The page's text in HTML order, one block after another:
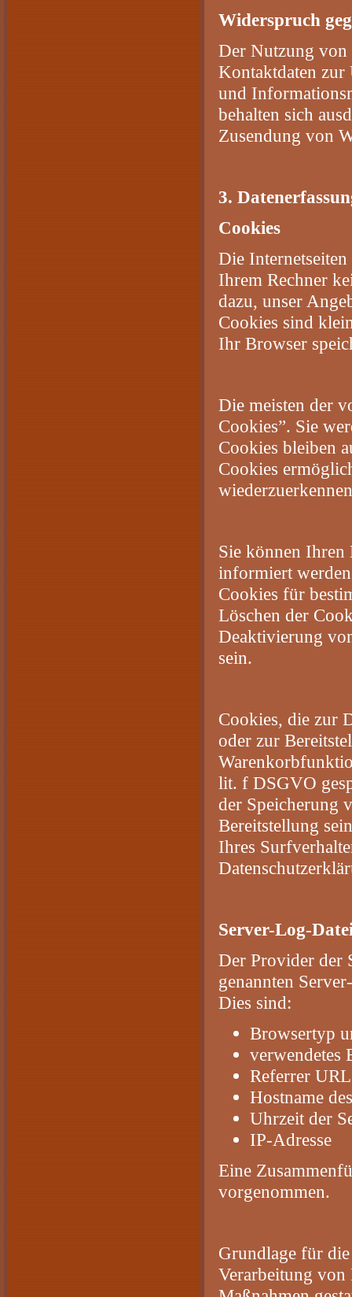
Widerspruch
Der Nutzung von
Kontaktdaten zur
und
behalten sich
Zusendung von
3.
Cookies
Die
Ihrem Rechner
dazu, unser
Cookies sind
Ihr Browser
Die meisten der
Cookies”. Sie
Cookies bleiben
Cookies
Sie können Ihren
informiert
Cookies für
Löschen der
Deaktivierung
sein.
Cookies, die zur
oder zur
lit. f DSGVO
der Speicherung
Bereitstellung
Ihres
Server-Log-
Der Provider der
genannten
Dies sind:
Browsertyp
verwendetes
Referrer URL
Hostname
Uhrzeit der
IP-Adresse
Eine
vorgenommen.
Grundlage für
Verarbeitung